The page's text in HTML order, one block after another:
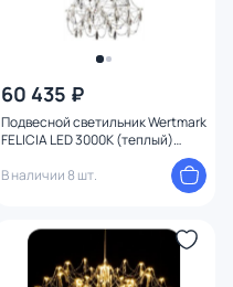
60 435 ₽
Подвесной светильник Wertmark
FELICIA LED 3000К (теплый)
В наличии 8 шт.